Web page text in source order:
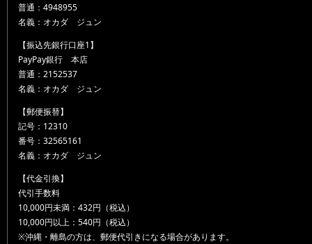
普通：4948955
名義：オカダ ジュン
【振込先銀行口座1】
PayPay銀行 本店
普通：2152537
名義：オカダ ジュン
【郵便振替】
記号：12310
番号：32565161
名義：オカダ ジュン
【代金引換】
代引手数料
10,000円未満：432円（税込）
10,000円以上：540円（税込）
※沖縄・離島の方は、郵便代引きになる場合があります。